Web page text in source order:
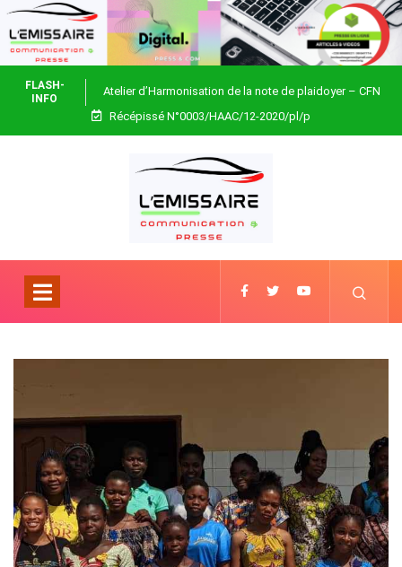
FLASH-
INFO
Atelier d’Harmonisation de la note de plaidoyer – CFN
Togo
Récépissé N°0003/HAAC/12-2020/pl/p